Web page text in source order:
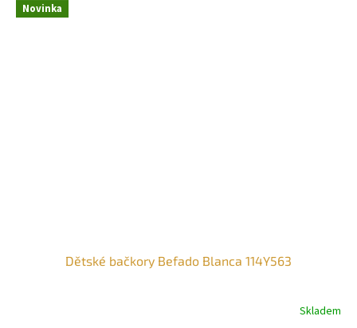
Novinka
Dětské bačkory Befado Blanca 114Y563
Skladem